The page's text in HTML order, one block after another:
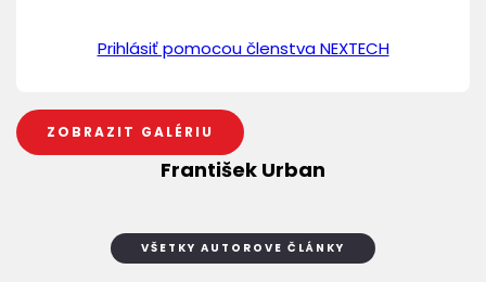
Prihlásiť pomocou členstva NEXTECH
ZOBRAZIT GALÉRIU
František Urban
VŠETKY AUTOROVE ČLÁNKY